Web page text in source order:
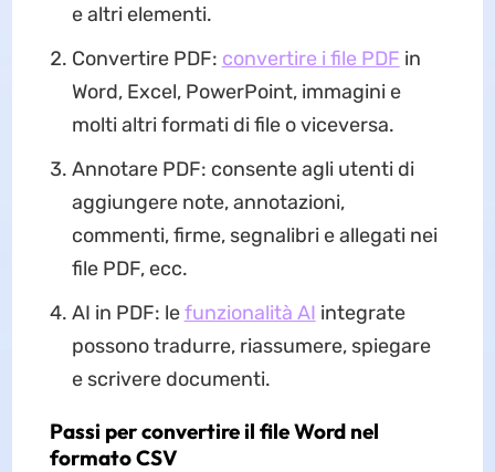
e altri elementi.
Convertire PDF: convertire i file PDF in
Word, Excel, PowerPoint, immagini e
molti altri formati di file o viceversa.
Annotare PDF: consente agli utenti di
aggiungere note, annotazioni,
commenti, firme, segnalibri e allegati nei
file PDF, ecc.
AI in PDF: lefunzionalità AI integrate
possono tradurre, riassumere, spiegare
e scrivere documenti.
Passi per convertire il file Word nel
formato CSV